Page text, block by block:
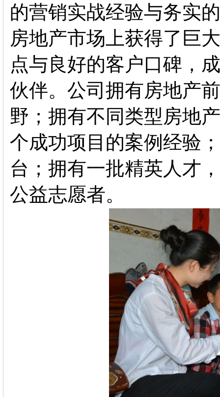
的营销实战经验与务实
房地产市场上获得了巨
点与良好的客户口碑，
伙伴。公司拥有房地产
野；拥有不同类型房地
个成功项目的案例经验
台；拥有一批精英人才
公益志愿者。